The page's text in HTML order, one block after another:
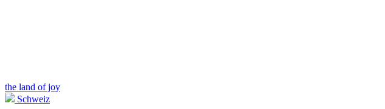
the land of joy
Schweiz